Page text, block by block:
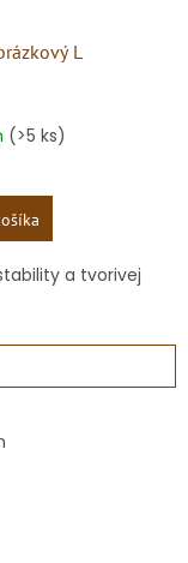
L
(>5 ks)
a tvorivej